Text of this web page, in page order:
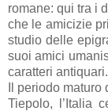
romane: qui tra i
che le amicizie
studio delle
suoi amici
caratteri antiquari.
Il periodo
Tiepolo, l’Italia